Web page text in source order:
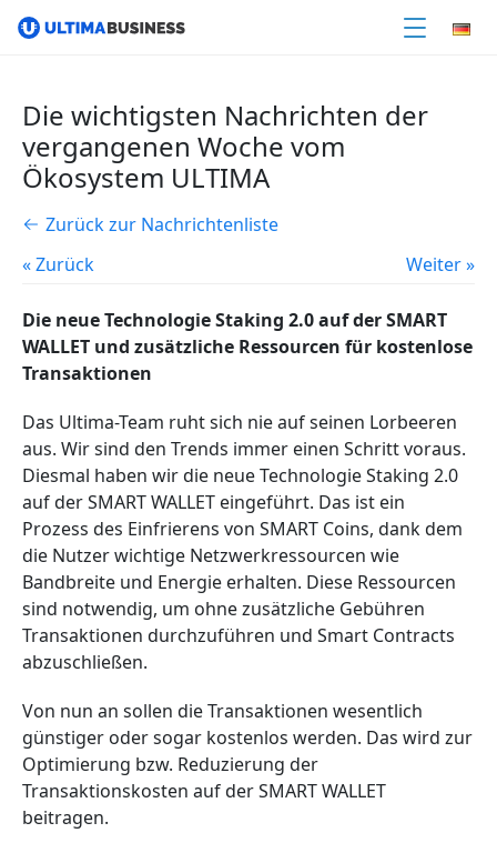
Die wichtigsten Nachrichten der
vergangenen Woche vom
Ökosystem ULTIMA
Zurück zur Nachrichtenliste
« Zurück
Weiter »
Die neue Technologie Staking 2.0 auf der SMART
WALLET und zusätzliche Ressourcen für kostenlose
Transaktionen
Das Ultima-Team ruht sich nie auf seinen Lorbeeren
aus. Wir sind den Trends immer einen Schritt voraus.
Diesmal haben wir die neue Technologie Staking 2.0
auf der SMART WALLET eingeführt. Das ist ein
Prozess des Einfrierens von SMART Coins, dank dem
die Nutzer wichtige Netzwerkressourcen wie
Bandbreite und Energie erhalten. Diese Ressourcen
sind notwendig, um ohne zusätzliche Gebühren
Transaktionen durchzuführen und Smart Contracts
abzuschließen.
Von nun an sollen die Transaktionen wesentlich
günstiger oder sogar kostenlos werden. Das wird zur
Optimierung bzw. Reduzierung der
Transaktionskosten auf der SMART WALLET
beitragen.